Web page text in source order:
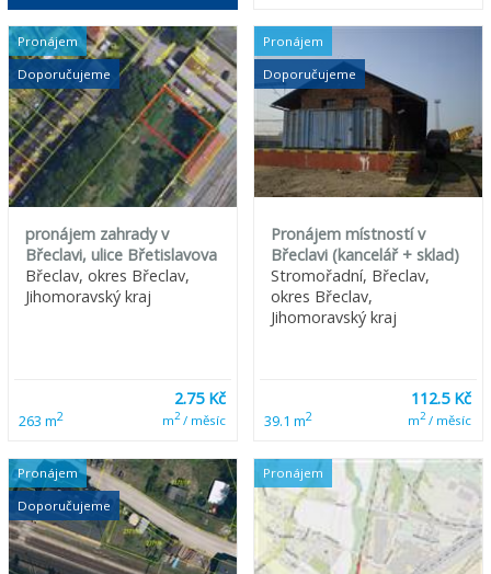
Pronájem
Doporučujeme
pronájem zahrady v
Břeclavi, ulice Břetislavova
Břeclav, okres Břeclav,
Jihomoravský kraj
263 m2
2.75 Kč
m2/ měsíc
Pronájem
Doporučujeme
Pronájem místností v
Břeclavi (kancelář + sklad)
Stromořadní, Břeclav,
okres Břeclav,
Jihomoravský kraj
39.1 m2
112.5 Kč
m2/ měsíc
Pronájem
Doporučujeme
Pronájem